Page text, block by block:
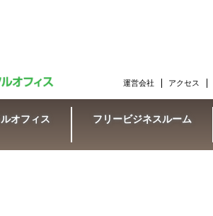
運営会社 アクセス
オフィス フリービジネスルーム